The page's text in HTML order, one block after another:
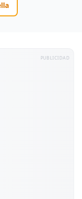
PUBLICIDAD